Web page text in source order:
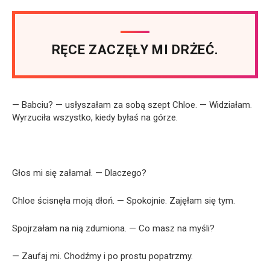
RĘCE ZACZĘŁY MI DRŻEĆ.
— Babciu? — usłyszałam za sobą szept Chloe. — Widziałam.
Wyrzuciła wszystko, kiedy byłaś na górze.
Głos mi się załamał. — Dlaczego?
Chloe ścisnęła moją dłoń. — Spokojnie. Zajęłam się tym.
Spojrzałam na nią zdumiona. — Co masz na myśli?
— Zaufaj mi. Chodźmy i po prostu popatrzmy.